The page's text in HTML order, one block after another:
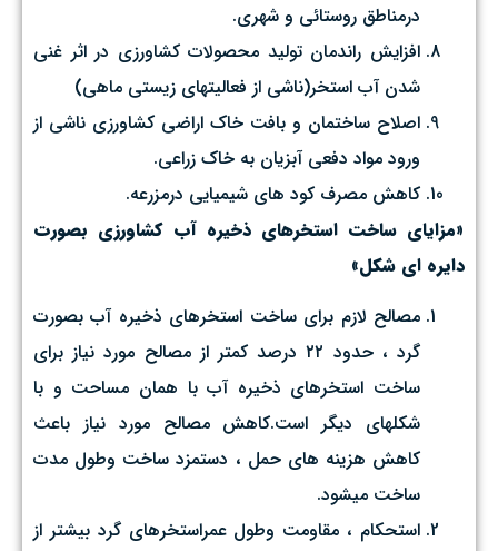
درمناطق روستائي و شهري.
افزايش راندمان توليد محصولات كشاورزي در اثر غني
شدن آب استخر(ناشي از فعاليتهاي زيستي ماهي)
اصلاح ساختمان و بافت خاك اراضی کشاورزی ناشی از
ورود مواد دفعی آبزیان به خاک زراعی.
كاهش مصرف كود هاي شيميايي درمزرعه.
«مزاياي ساخت استخرهاي ذخيره آب كشاورزي بصورت
دايره اي شكل»
مصالح لازم براي ساخت استخرهاي ذخيره آب بصورت
گرد ،‌ حدود ۲۲ درصد كمتر از مصالح مورد نياز براي
ساخت استخرهاي ذخيره آب با همان مساحت و با
شكلهاي ديگر است.كاهش مصالح مورد نياز باعث
كاهش هزينه هاي حمل ، دستمزد ساخت وطول مدت
ساخت ميشود.
استحكام ، مقاومت وطول عمراستخرهاي گرد بيشتر از